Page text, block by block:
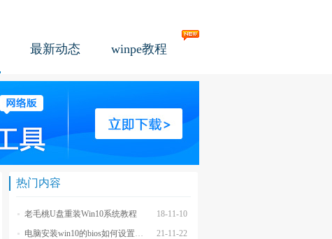
最新动态 winpe教程
热门内容
18-11-10
老毛桃U盘重装Win10系统教程
21-11-22
电脑安装win10的bios如何设置u盘图文教程